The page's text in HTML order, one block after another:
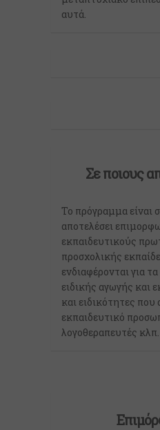
αυτά.
Σε ποιους
Το πρόγραμμα είναι
αποτελέσει
εκπαιδευτικούς
προσχολικής
ενδιαφέρονται για
ειδικής αγωγής και
και ειδικότητες που
εκπαιδευτικό
λογοθεραπευτές κλπ.